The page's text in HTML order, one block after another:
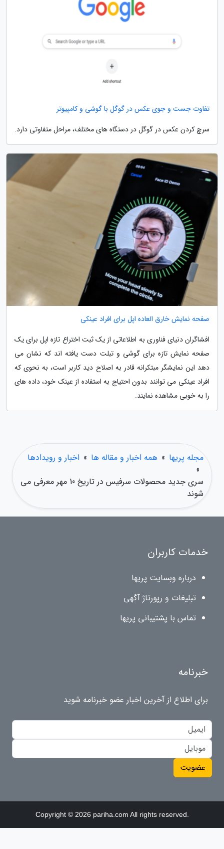
تفاوت جست و جوی عکس در گوگل با گوشی و کامپیوتر
سرچ کردن عکس در گوگل در دستگاه های مختلف، مراحل متفاوتی دارد.
صفحه نمایش خارق العاده اپل برای افراد عینکی
افشاگران دنیای فناوری به اطلاعاتی از یک ثبت اختراع تازه اپل برای یک
صفحه نمایش تازه برای گوشی و تبلت دست یافته اند که نشان می
دهد این نمایشگر مبتکرانه قادر به اصلاح دید کاربر است، به نحوی که
افراد عینکی می توانند بدون احتیاج به استفاده از عینک خود، داده های
را به خوبی مشاهده نمایند.
مجله پریها » همه اخبار و مقاله ها » اخبار و رویدادها
»
سری جدید محصولات سرفیس در تاریخ 10 مهر معرفی می
شوند
خدمات کاربران
درباره وبسایت پریها
تبلیغات و رپورتاژ آگهی
تماس با پشتیبانی پریها
خبرنامه
برای اطلاع از آخرین اخبار عضو خبرنامه شوید
عضویت
Copyright © 2026 pariha.com All rights reserved.